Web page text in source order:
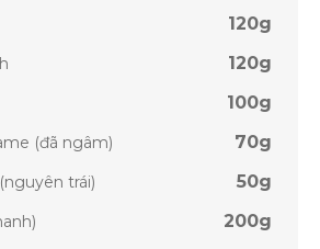
120g
120g
100g
(đã ngâm) 70g
trái) 50g
200g